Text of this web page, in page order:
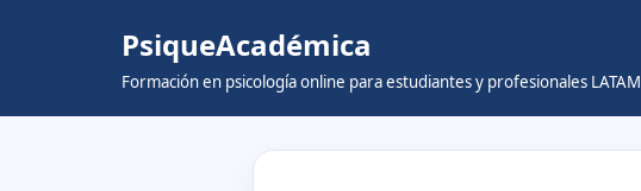
PsiqueAcadémica
Formación en psicología online para estudiantes y profesionales LATAM